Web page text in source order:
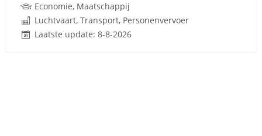
Economie, Maatschappij
Luchtvaart, Transport, Personenvervoer
Laatste update: 8-8-2026